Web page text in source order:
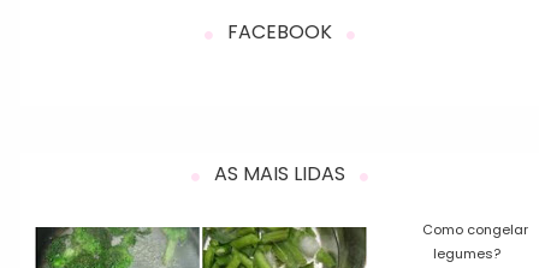
FACEBOOK
AS MAIS LIDAS
Como congelar
legumes?